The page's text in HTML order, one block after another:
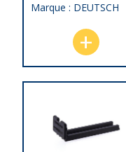
Marque : DEUTSCH